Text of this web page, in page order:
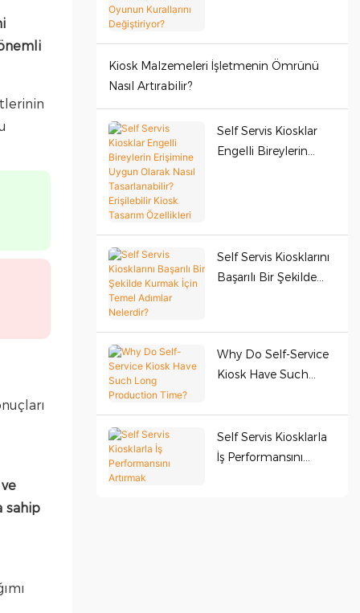
sahip
Oyunun Kurallarını
Değiştiriyor?
Kiosk Malzemeleri İşletmenin Ömrünü
Nasıl Artırabilir?
Self Servis Kiosklar
Engelli Bireylerin
Erişilebilir Kiosk
Tasarım Özellikleri
Self Servis Kiosklarını
Başarılı Bir Şekilde
Why Do Self-Service
Kiosk Have Such
Time?
Self Servis Kiosklarla
İş Performansını